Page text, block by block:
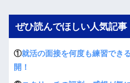
ぜひ読んでほしい人気記事
①就活の面接を何度も練習でき
開！